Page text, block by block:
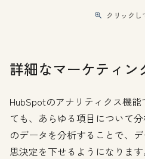
クリックし
詳細なマーケティン
HubSpotのアナリティクス機
ても、あらゆる項目について
のデータを分析することで、
思決定を下せるようになりま